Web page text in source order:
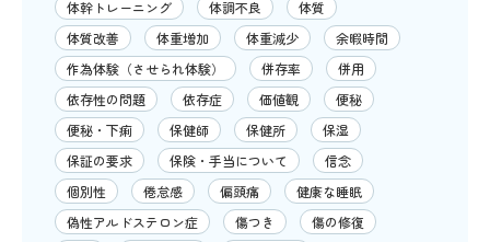
体幹トレーニング
体調不良
体質
体質改善
体重増加 体重減少
余暇時間
作為体験（させられ体験）
併存率
併用
依存性の問題
依存症 価値観
便秘
便秘・下痢
保健師 保健所
保湿
保証の要求
保険・手当について
信念
個別性
倦怠感 偏頭痛
健康な睡眠
偽性アルドステロン症
傷つき
傷の修復